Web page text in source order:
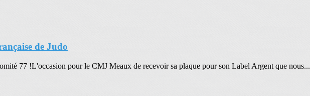
de Judo
77 !L'occasion pour le CMJ Meaux de recevoir sa plaque pour son Label Argent que nous...